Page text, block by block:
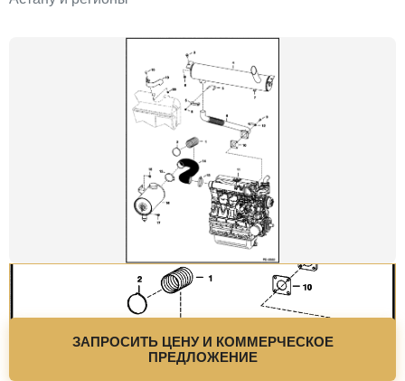
ЗАПРОСИТЬ ЦЕНУ И КОММЕРЧЕСКОЕ
ПРЕДЛОЖЕНИЕ